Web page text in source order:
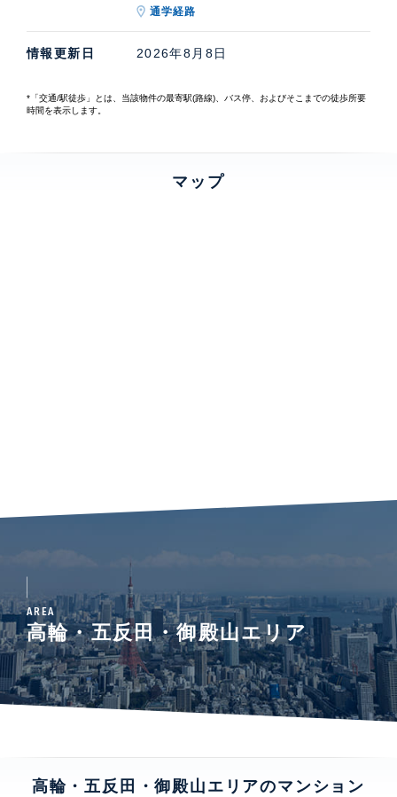
通学経路
情報更新日 2026年8月8日
*「交通/駅徒歩」とは、当該物件の最寄駅(路線)、バス停、およびそこまでの徒歩所要
時間を表示します。
マップ
AREA
高輪・五反田・御殿山エリア
高輪・五反田・御殿山エリアのマンション